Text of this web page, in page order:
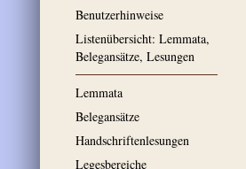
Benutzerhinweise
Listenübersicht: Lemmata,
Belegansätze, Lesungen
Lemmata
Belegansätze
Handschriftenlesungen
Legesbereiche